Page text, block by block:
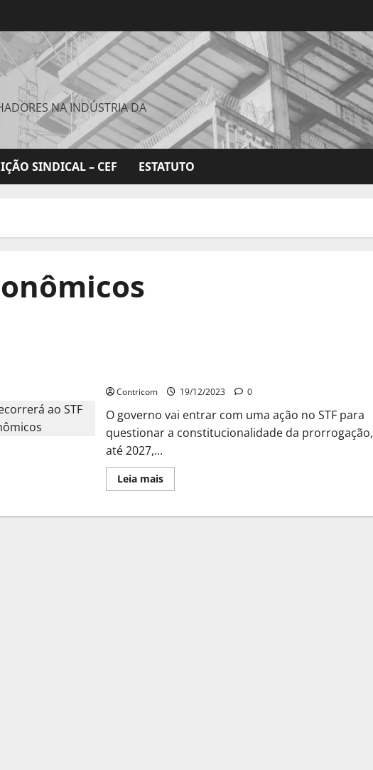
NA INDÚSTRIA DA
SINDICAL – CEF ESTATUTO
Contricom 19/12/2023 0
O governo vai entrar com uma ação no STF para
questionar a constitucionalidade da prorrogação,
até 2027,...
Leia maisLeia
mais
da